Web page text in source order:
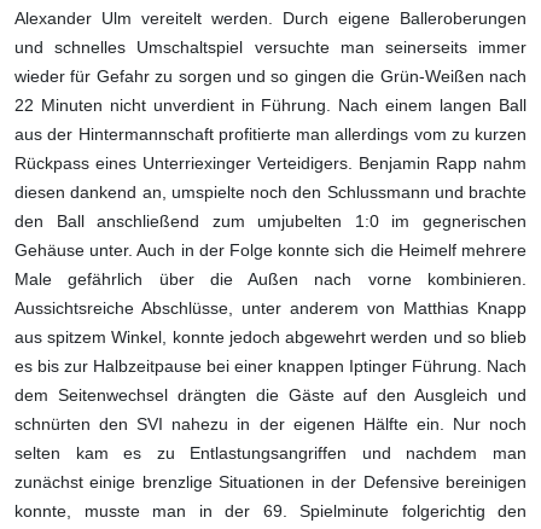
Alexander Ulm vereitelt werden. Durch eigene Balleroberungen
und schnelles Umschaltspiel versuchte man seinerseits immer
wieder für Gefahr zu sorgen und so gingen die Grün-Weißen nach
22 Minuten nicht unverdient in Führung. Nach einem langen Ball
aus der Hintermannschaft profitierte man allerdings vom zu kurzen
Rückpass eines Unterriexinger Verteidigers. Benjamin Rapp nahm
diesen dankend an, umspielte noch den Schlussmann und brachte
den Ball anschließend zum umjubelten 1:0 im gegnerischen
Gehäuse unter. Auch in der Folge konnte sich die Heimelf mehrere
Male gefährlich über die Außen nach vorne kombinieren.
Aussichtsreiche Abschlüsse, unter anderem von Matthias Knapp
aus spitzem Winkel, konnte jedoch abgewehrt werden und so blieb
es bis zur Halbzeitpause bei einer knappen Iptinger Führung. Nach
dem Seitenwechsel drängten die Gäste auf den Ausgleich und
schnürten den SVI nahezu in der eigenen Hälfte ein. Nur noch
selten kam es zu Entlastungsangriffen und nachdem man
zunächst einige brenzlige Situationen in der Defensive bereinigen
konnte, musste man in der 69. Spielminute folgerichtig den